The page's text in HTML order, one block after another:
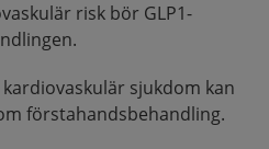
risk bör GLP1-
sjukdom kan
förstahandsbehandling.